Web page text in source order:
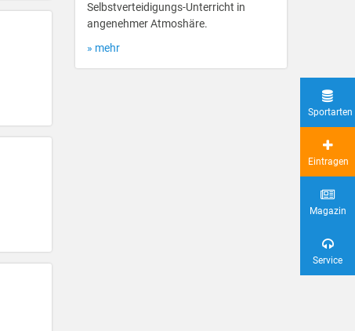
Selbstverteidigungs-Unterricht in
angenehmer Atmoshäre.
» mehr
Sportarten
Eintragen
Magazin
Service